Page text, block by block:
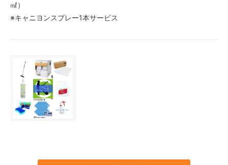
㎖）
※キャニヨンスプレー1本サービス